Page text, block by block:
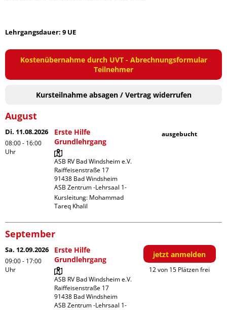
Lehrgangsdauer: 9 UE
Kostenübernahme durch UVT - Abrechnungsformular
Teilnehmer
Kursteilnahme absagen / Vertrag widerrufen
August
Di. 11.08.2026
08:00 - 16:00
Uhr
Erste Hilfe
Grundlehrgang
ASB RV Bad Windsheim e.V.
Raiffeisenstraße 17
91438 Bad Windsheim
ASB Zentrum -Lehrsaal 1-
Kursleitung: Mohammad
Tareq Khalil
ausgebucht
September
Sa. 12.09.2026
09:00 - 17:00
Uhr
Erste Hilfe
Grundlehrgang
ASB RV Bad Windsheim e.V.
Raiffeisenstraße 17
91438 Bad Windsheim
ASB Zentrum -Lehrsaal 1-
jetzt anmelden
12 von 15 Plätzen frei